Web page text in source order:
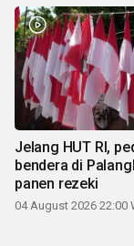
Jelang HUT RI,
bendera di
panen rezeki
04 August 2026 22:00